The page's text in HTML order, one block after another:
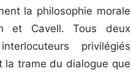
la philosophie morale
et Cavell. Tous deux
privilégiés
la trame du dialogue que